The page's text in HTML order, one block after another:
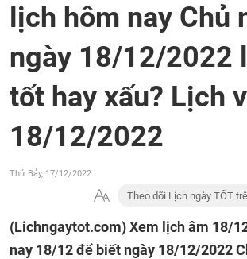
lịch hôm nay Chủ
ngày 18/12/2022
tốt hay xấu? Lịch
18/12/2022
Thứ Bảy, 17/12/2022
Theo dõi Lịch ngày TỐT
(Lichngaytot.com)Xem lịch âm 18/
nay 18/12 để biết ngày 18/12/2022